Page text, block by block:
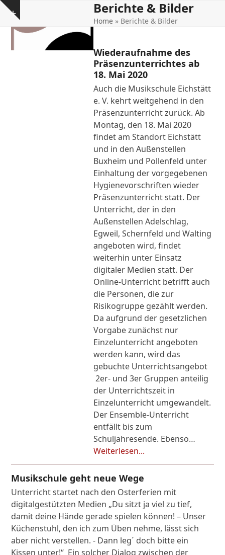
Skip
content
Show
notice
Open
mobile
Close
mobile
Berichte & Bilder
Home» Berichte & Bilder
Wiederaufnahme des
Präsenzunterrichtes ab
18. Mai 2020
Auch die Musikschule Eichstätt
e. V. kehrt weitgehend in den
Präsenzunterricht zurück. Ab
Montag, den 18. Mai 2020
findet am Standort Eichstätt
und in den Außenstellen
Buxheim und Pollenfeld unter
Einhaltung der vorgegebenen
Hygienevorschriften wieder
Präsenzunterricht statt. Der
Unterricht, der in den
Außenstellen Adelschlag,
Egweil, Schernfeld und Walting
angeboten wird, findet
weiterhin unter Einsatz
digitaler Medien statt. Der
Online-Unterricht betrifft auch
die Personen, die zur
Risikogruppe gezählt werden.
Da aufgrund der gesetzlichen
Vorgabe zunächst nur
Einzelunterricht angeboten
werden kann, wird das
gebuchte Unterrichtsangebot
2er- und 3er Gruppen anteilig
der Unterrichtszeit in
Einzelunterricht umgewandelt.
Der Ensemble-Unterricht
entfällt bis zum
Schuljahresende. Ebenso…
Weiterlesen...
Musikschule geht neue Wege
Unterricht startet nach den Osterferien mit
digitalgestützten Medien „Du sitzt ja viel zu tief,
damit deine Hände gerade spielen können! – Unser
Küchenstuhl, den ich zum Üben nehme, lässt sich
aber nicht verstellen. - Dann leg´ doch bitte ein
Kissen unter!“ Ein solcher Dialog zwischen der